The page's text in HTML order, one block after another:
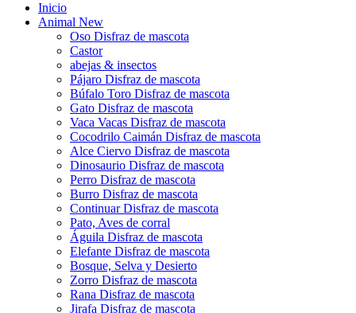
Inicio
Animal New
Oso Disfraz de mascota
Castor
abejas & insectos
Pájaro Disfraz de mascota
Búfalo Toro Disfraz de mascota
Gato Disfraz de mascota
Vaca Vacas Disfraz de mascota
Cocodrilo Caimán Disfraz de mascota
Alce Ciervo Disfraz de mascota
Dinosaurio Disfraz de mascota
Perro Disfraz de mascota
Burro Disfraz de mascota
Continuar Disfraz de mascota
Pato, Aves de corral
Águila Disfraz de mascota
Elefante Disfraz de mascota
Bosque, Selva y Desierto
Zorro Disfraz de mascota
Rana Disfraz de mascota
Jirafa Disfraz de mascota